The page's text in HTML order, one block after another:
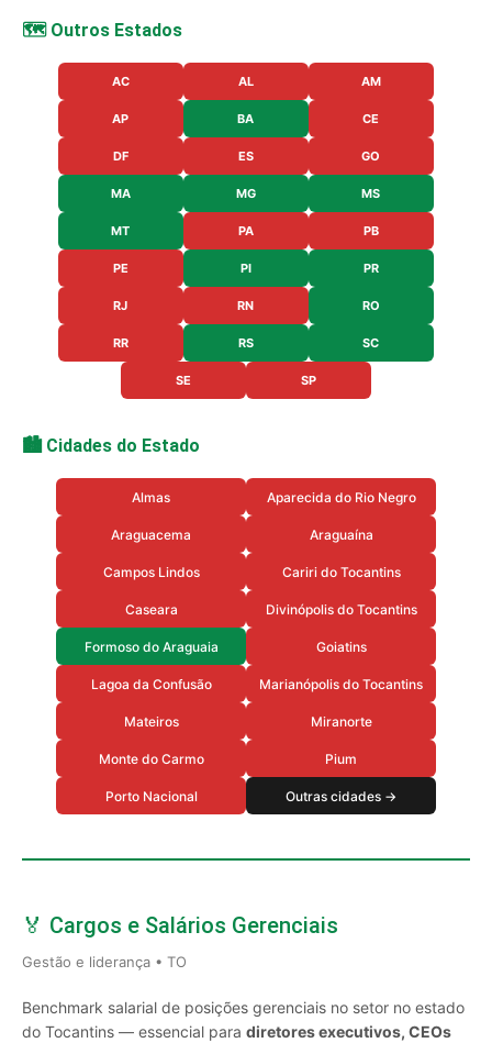
🗺️ Outros Estados
AC AL AM
AP BA CE
DF ES GO
MA MG MS
MT PA PB
PE PI PR
RJ RN RO
RR RS SC
SE SP
🏙️ Cidades do Estado
Almas Aparecida do Rio Negro
Araguacema Araguaína
Campos Lindos Cariri do Tocantins
Caseara Divinópolis do Tocantins
Formoso do Araguaia Goiatins
Lagoa da Confusão Marianópolis do Tocantins
Mateiros Miranorte
Monte do Carmo Pium
Porto Nacional Outras cidades →
🏅 Cargos e Salários Gerenciais
Gestão e liderança • TO
Benchmark salarial de posições gerenciais no setor no estado
do Tocantins — essencial para diretores executivos, CEOs